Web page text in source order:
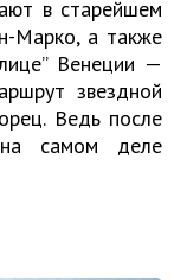
в старейшем
Марко, а также
Венеции —
звездной
Ведь после
самом деле